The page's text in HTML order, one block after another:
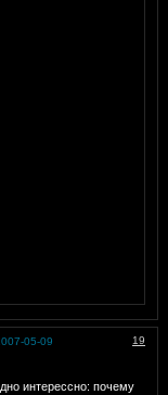
19
05-09
интерессно: почему